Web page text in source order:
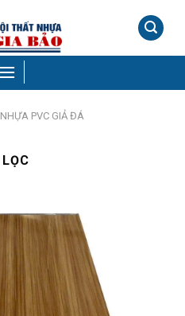
NHỰA PVC GIẢ ĐÁ
LỌC